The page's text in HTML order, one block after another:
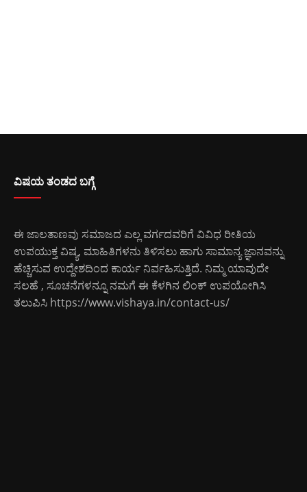
ವಿಷಯ ತಂಡದ ಬಗ್ಗೆ
ಈ ಜಾಲತಾಣವು ಸಮಾಜದ ಎಲ್ಲ ವರ್ಗದವರಿಗೆ ವಿವಿಧ ರೀತಿಯ
ಉಪಯುಕ್ತ ವಿಷ್ಯ, ಮಾಹಿತಿಗಳನು ತಿಳಿಸಲು ಹಾಗು ಸಾಮಾನ್ಯ ಜ್ಞಾನವನ್ನು
ಹೆಚ್ಚಿಸುವ ಉದ್ದೇಶದಿಂದ ಕಾರ್ಯ ನಿರ್ವಹಿಸುತ್ತಿದೆ. ನಿಮ್ಮ ಯಾವುದೇ
ಸಲಹೆ , ಸೂಚನೆಗಳನ್ನೂ ನಮಗೆ ಈ ಕೆಳಗಿನ ಲಿಂಕ್ ಉಪಯೋಗಿಸಿ
ತಲುಪಿಸಿ https://www.vishaya.in/contact-us/